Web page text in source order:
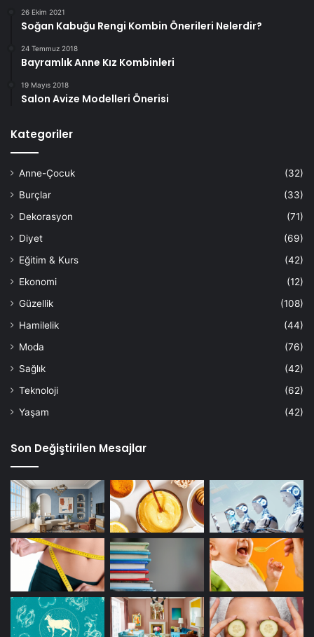
26 Ekim 2021
Soğan Kabuğu Rengi Kombin Önerileri Nelerdir?
24 Temmuz 2018
Bayramlık Anne Kız Kombinleri
19 Mayıs 2018
Salon Avize Modelleri Önerisi
Kategoriler
Anne-Çocuk
(32)
Burçlar
(33)
Dekorasyon
(71)
Diyet
(69)
Eğitim & Kurs
(42)
Ekonomi
(12)
Güzellik
(108)
Hamilelik
(44)
Moda
(76)
Sağlık
(42)
Teknoloji
(62)
Yaşam
(42)
Son Değiştirilen Mesajlar